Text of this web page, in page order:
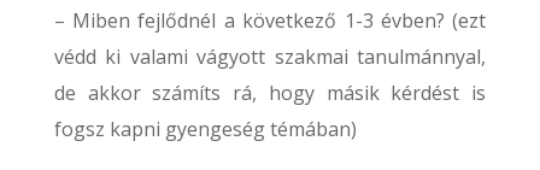
– Miben fejlődnél a következő 1-3 évben? (ezt
védd ki valami vágyott szakmai tanulmánnyal,
de akkor számíts rá, hogy másik kérdést is
fogsz kapni gyengeség témában)